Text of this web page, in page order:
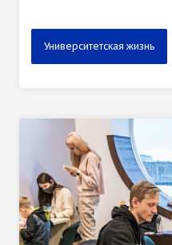
Университетская жизнь